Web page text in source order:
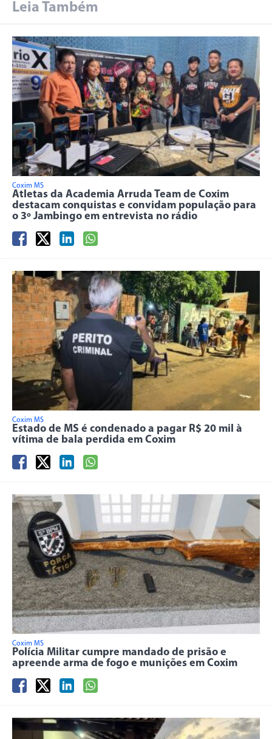
Leia Também
Coxim MS
Atletas da Academia Arruda Team de Coxim
destacam conquistas e convidam população para
o 3º Jambingo em entrevista no rádio
Coxim MS
Estado de MS é condenado a pagar R$ 20 mil à
vítima de bala perdida em Coxim
Coxim MS
Polícia Militar cumpre mandado de prisão e
apreende arma de fogo e munições em Coxim